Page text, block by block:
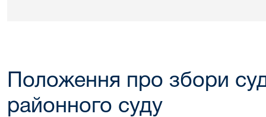
Положення про збори
районного суду